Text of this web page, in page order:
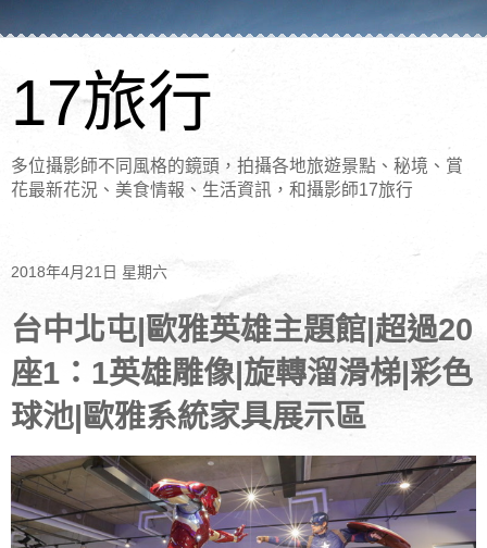
17旅行
多位攝影師不同風格的鏡頭，拍攝各地旅遊景點、秘境、賞
花最新花況、美食情報、生活資訊，和攝影師17旅行
2018年4月21日 星期六
台中北屯|歐雅英雄主題館|超過20
座1：1英雄雕像|旋轉溜滑梯|彩色
球池|歐雅系統家具展示區